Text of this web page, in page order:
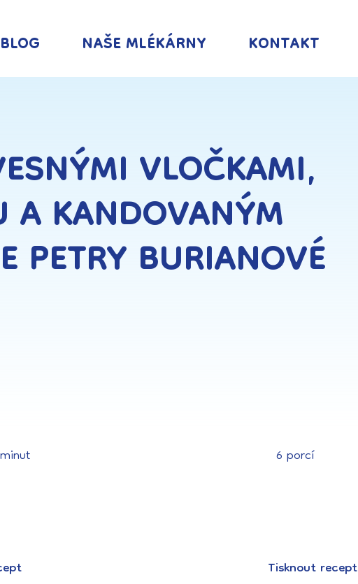
BLOG NAŠE MLÉKÁRNY KONTAKT
VLOČKAMI,
A KANDOVANÝM
PETRY BURIANOVÉ
6 porcí
Tisknout recept